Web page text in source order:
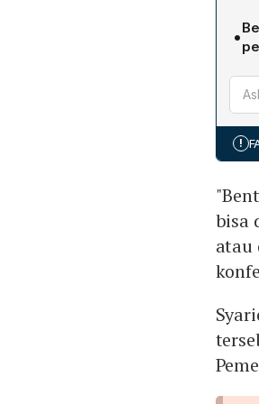
•
!
bisa
atau